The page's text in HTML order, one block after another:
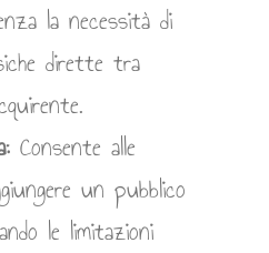
la necessità di
dirette tra
Consente alle
un pubblico
le limitazioni